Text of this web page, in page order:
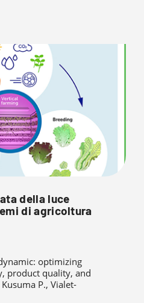
della luce
di agricoltura
optimizing
product quality, and
P., Vialet-